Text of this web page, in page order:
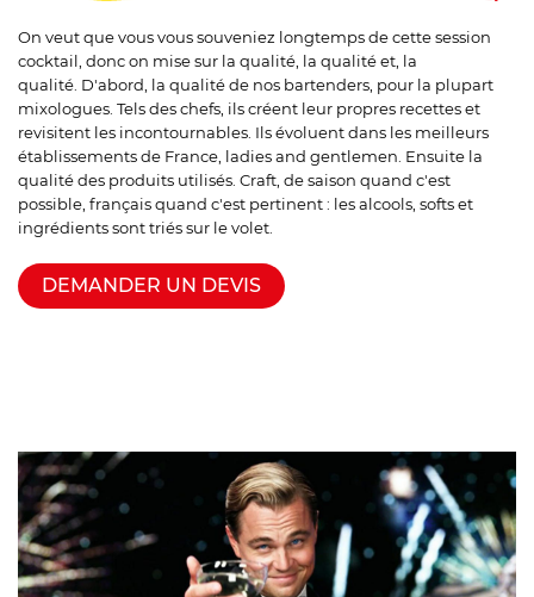
On veut que vous vous souveniez longtemps de cette session
cocktail, donc on mise sur la qualité, la qualité et, la
qualité. D'abord, la qualité de nos bartenders, pour la plupart
mixologues. Tels des chefs, ils créent leur propres recettes et
revisitent les incontournables. Ils évoluent dans les meilleurs
établissements de France, ladies and gentlemen. Ensuite la
qualité des produits utilisés. Craft, de saison quand c'est
possible, français quand c'est pertinent : les alcools, softs et
ingrédients sont triés sur le volet.
DEMANDER UN DEVIS